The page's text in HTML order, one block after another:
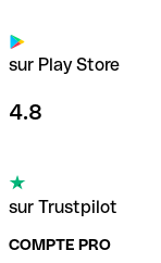
sur Play Store
4.8
sur Trustpilot
COMPTE PRO